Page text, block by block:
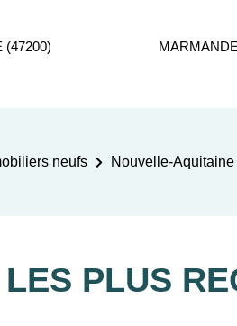
(47200)
neufs Nouvelle-Aquitaine
PLUS